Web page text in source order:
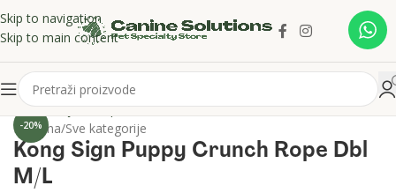
Skip to navigation
Skip to main content
-20%
Click to enlarge
Početna/Sve kategorije
Kong Sign Puppy Crunch Rope Dbl
M/L